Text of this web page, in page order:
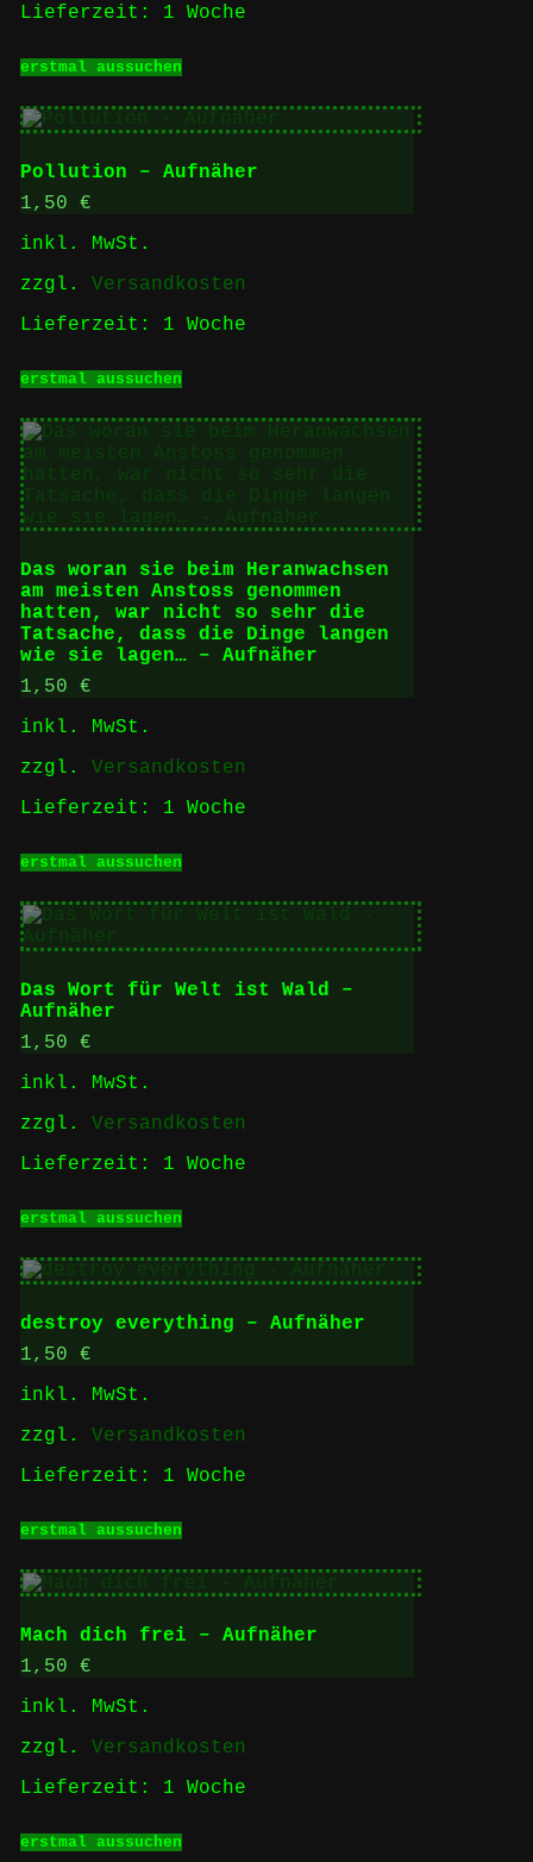
Lieferzeit: 1 Woche
erstmal aussuchenProdukt
mehrere
Varianten
auf.
Die
Produktseite
werden
Pollution – Aufnäher
1,50 €
inkl. MwSt.
zzgl. Versandkosten
Lieferzeit: 1 Woche
erstmal aussuchenProdukt
mehrere
Varianten
auf.
Die
Optionen
können
auf
der
Produktseite
gewählt
werden
Das woran sie beim Heranwachsen
am meisten Anstoss genommen
hatten, war nicht so sehr die
Tatsache, dass die Dinge langen
wie sie lagen… – Aufnäher
1,50 €
inkl. MwSt.
zzgl. Versandkosten
Lieferzeit: 1 Woche
erstmal aussuchenProdukt
mehrere
auf.
Die
Optionen
werden
Das Wort für Welt ist Wald –
Aufnäher
1,50 €
inkl. MwSt.
zzgl. Versandkosten
Lieferzeit: 1 Woche
erstmal aussuchenProdukt
mehrere
Varianten
auf.
Die
Produktseite
werden
destroy everything – Aufnäher
1,50 €
inkl. MwSt.
zzgl. Versandkosten
Lieferzeit: 1 Woche
erstmal aussuchenProdukt
mehrere
Varianten
auf.
Die
Produktseite
werden
Mach dich frei – Aufnäher
1,50 €
inkl. MwSt.
zzgl. Versandkosten
Lieferzeit: 1 Woche
erstmal aussuchenProdukt